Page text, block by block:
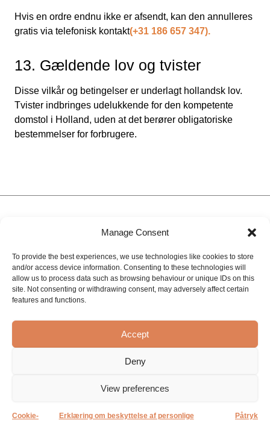
Manage Consent
To provide the best experiences, we use technologies like cookies to store
and/or access device information. Consenting to these technologies will
allow us to process data such as browsing behaviour or unique IDs on this
site. Not consenting or withdrawing consent, may adversely affect certain
features and functions.
Accept
Deny
View preferences
Cookie- Erklæring om beskyttelse af personlige Påtryk
Hvis en ordre endnu ikke er afsendt, kan den annulleres
gratis via telefonisk kontakt(+31 186 657 347).
13. Gældende lov og tvister
Disse vilkår og betingelser er underlagt hollandsk lov.
Tvister indbringes udelukkende for den kompetente
domstol i Holland, uden at det berører obligatoriske
bestemmelser for forbrugere.
Om Sanibell
Rådgivning og
Mærker
IVY
Løsninger
Private
Kontakt